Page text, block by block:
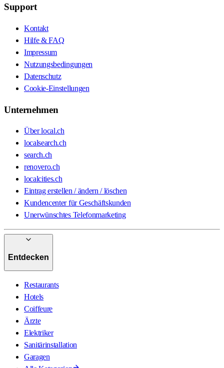
Support
Kontakt
Hilfe & FAQ
Impressum
Nutzungsbedingungen
Datenschutz
Cookie-Einstellungen
Unternehmen
Über local.ch
localsearch.ch
search.ch
renovero.ch
localcities.ch
Eintrag erstellen / ändern / löschen
Kundencenter für Geschäftskunden
Unerwünschtes Telefonmarketing
Entdecken
Restaurants
Hotels
Coiffeure
Ärzte
Elektriker
Sanitärinstallation
Garagen